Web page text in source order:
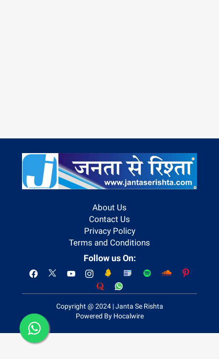
About Us
Contact Us
Privacy Policy
Terms and Conditions
Follow us On:
Copyright @ 2024 | Janta Se Rishta
Powered By Hocalwire